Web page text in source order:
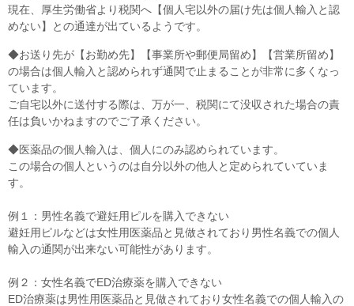
現在、厚生労働省より税関へ【個人宅以外の届け先は個人輸入と認
めない】との通達が出ているようです。
◆お送り先が【お勤め先】【事業所や郵便局留め】【営業所留め】
の場合は個人輸入と認められず通関で止まることが非常に多くなっ
ています。
ご自宅以外に送付する際は、万が一、税関にて没収された場合の責
任は負いかねますのでご了承ください。
◆医薬品の個人輸入は、個人にのみ認められています。
この場合の個人というのは自分以外の他人と定められていていま
す。
例１：男性名義で避妊用ピルを購入できない
避妊用ピルなどは女性用医薬品と見做されており男性名義での個人
輸入の通関が出来ない可能性があります。
例２：女性名義でED治療薬を購入できない
ED治療薬は男性用医薬品と見做されており女性名義での個人輸入の